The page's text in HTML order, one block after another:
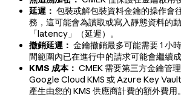
延遲： 包裝或解包裝資料金鑰的操作會
務，這可能會為讀取或寫入靜態資料的
「latency」（延遲）。
撤銷延遲： 金鑰撤銷最多可能需要 1 小
間範圍內已在進行中的請求可能會繼續成
KMS 成本： CMEK 需要第三方金鑰管理
Google Cloud KMS 或 Azure Key
產生由您的 KMS 供應商計費的額外費用。